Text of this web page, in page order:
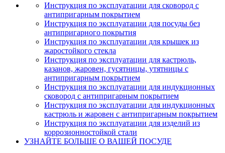
Инструкция по эксплуатации для сковород с
антипригарным покрытием
Инструкция по эксплуатации для посуды без
антипригарного покрытия
Инструкция по эксплуатации для крышек из
жаростойкого стекла
Инструкция по эксплуатации для кастрюль,
казанов, жаровен, гусятницы, утятницы с
антипригарным покрытием
Инструкция по эксплуатации для индукционных
сковород с антипригарным покрытием
Инструкция по эксплуатации для индукционных
кастрюль и жаровен с антипригарным покрытием
Инструкция по эксплуатации для изделий из
коррозионностойкой стали
УЗНАЙТЕ БОЛЬШЕ О ВАШЕЙ ПОСУДЕ